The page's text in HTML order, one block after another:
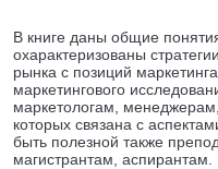
В книге даны общие
охарактеризованы
рынка с позиций
маркетингового
маркетологам,
которых связана с
быть полезной также
магистрантам, аспирантам.